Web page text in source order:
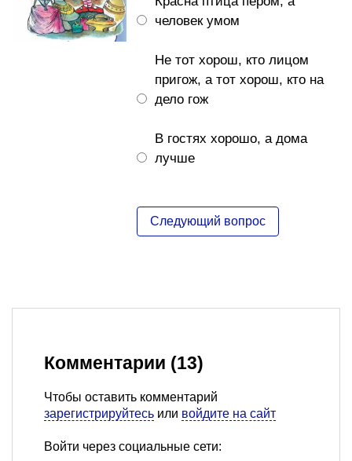
человек умом
Не тот хорош, кто лицом
пригож, а тот хорош, кто на
дело гож
В гостях хорошо, а дома
лучше
Комментарии (13)
Чтобы оставить комментарий
зарегистрируйтесь или войдите на сайт
Войти через социальные сети: